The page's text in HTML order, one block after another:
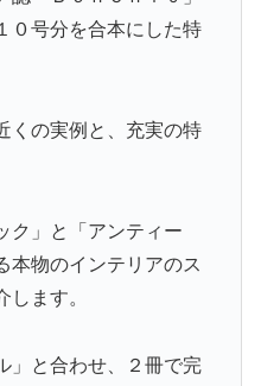
０号分を合本にした特
くの実例と、充実の特
ク」と「アンティー
本物のインテリアのス
します。
」と合わせ、２冊で完